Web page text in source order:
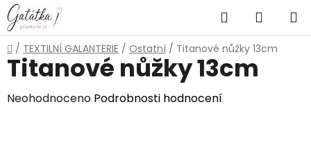
Přejít
na
obsah
Hledat
KOŠÍK
Domů
/ TEXTILNÍ GALANTERIE / Ostatní / Titanové nůžky 13cm
Titanové nůžky 13cm
Průměrné
Neohodnoceno Podrobnosti hodnocení